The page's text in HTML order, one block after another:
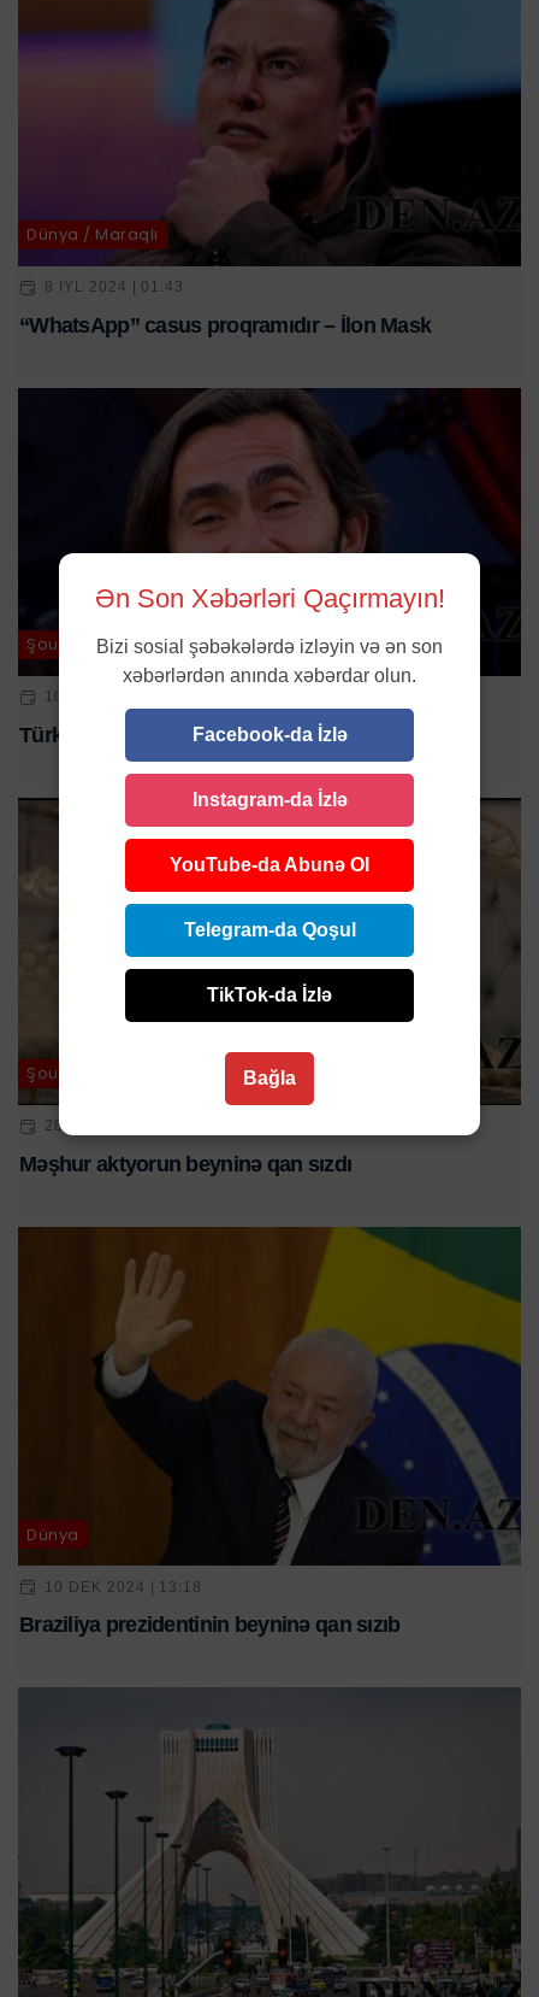
Dünya / Maraqlı
8 IYL 2024 | 01:43
“WhatsApp” casus proqramıdır – İlon Mask
Şou-biznes
10 AVQ 2024 | 15:41
Türkiyəli məşhurun beyninə qan sızdı
Şou-biznes / Hadisə / Dünya
28 YAN 2024 | 01:06
Məşhur aktyorun beyninə qan sızdı
Dünya
10 DEK 2024 | 13:18
Braziliya prezidentinin beyninə qan sızıb
Ən Son Xəbərləri Qaçırmayın!
Bizi sosial şəbəkələrdə izləyin və ən son
xəbərlərdən anında xəbərdar olun.
Facebook-da İzlə
Instagram-da İzlə
YouTube-da Abunə Ol
Telegram-da Qoşul
TikTok-da İzlə
Bağla